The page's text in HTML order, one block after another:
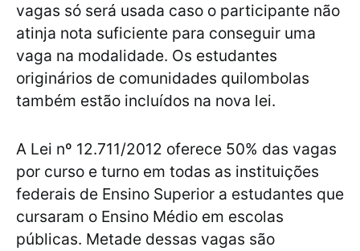
vagas só será usada caso o participante não
atinja nota suficiente para conseguir uma
vaga na modalidade. Os estudantes
originários de comunidades quilombolas
também estão incluídos na nova lei.
A Lei nº 12.711/2012 oferece 50% das vagas
por curso e turno em todas as instituições
federais de Ensino Superior a estudantes que
cursaram o Ensino Médio em escolas
públicas. Metade dessas vagas são